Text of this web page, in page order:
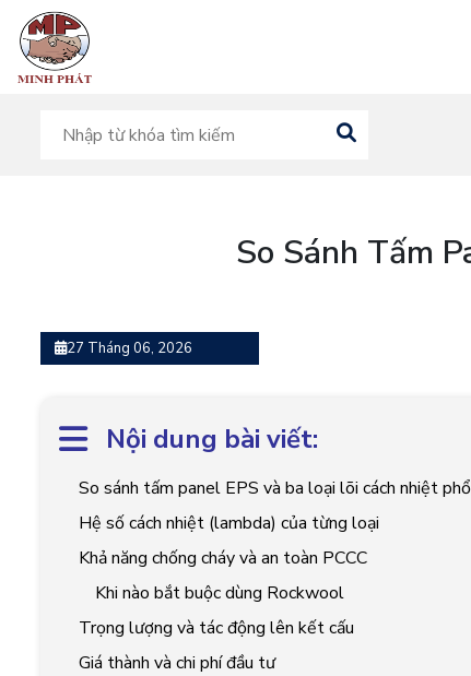
So Sánh Tấm
27 Tháng 06, 2026
Nội dung bài viết:
So sánh tấm panel EPS và ba loại lõi cách nhiệt
Hệ số cách nhiệt (lambda) của từng loại
Khả năng chống cháy và an toàn PCCC
Khi nào bắt buộc dùng Rockwool
Trọng lượng và tác động lên kết cấu
Giá thành và chi phí đầu tư